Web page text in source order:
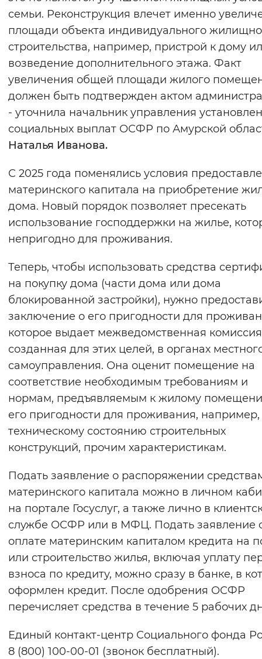
семьи. Реконструкция влечет именно
площади объекта индивидуального
строительства, например, пристрой к дому
возведение дополнительного этажа. Факт
увеличения общей площади жилого
должен быть подтвержден актом
- уточнила начальник управления
социальных выплат ОСФР по Амурской
Наталья Иванова.
С 2025 года поменялись условия
материнского капитала на приобретение
дома. Новый порядок позволяет пресекать
использование господдержки на жилье,
непригодно для проживания.
Теперь, чтобы использовать средства
на покупку дома (части дома или дома
блокированной застройки), нужно
заключение о его пригодности для
которое выдает межведомственная
созданная для этих целей, в органах
самоуправления. Она оценит помещение на
соответствие необходимым требованиям и
нормам, предъявляемым к жилому
его пригодности для проживания, например,
техническому состоянию строительных
конструкций, прочим характеристикам.
Подать заявление о распоряжении
материнского капитала можно в личном
на портале Госуслуг, а также лично в
службе ОСФР или в МФЦ. Подать заявление
оплате материнским капиталом кредита на
или строительство жилья, включая уплату
взноса по кредиту, можно сразу в банке, в
оформлен кредит. После одобрения ОСФР
перечисляет средства в течение 5 рабочих
Единый контакт-центр Социального фонда
8 (800) 100-00-01 (звонок бесплатный).